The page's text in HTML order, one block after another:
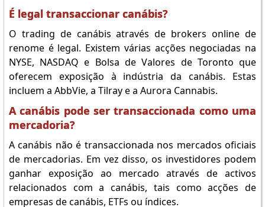
É legal transaccionar canábis?
O trading de canábis através de brokers online de
renome é legal. Existem várias acções negociadas na
NYSE, NASDAQ e Bolsa de Valores de Toronto que
oferecem exposição à indústria da canábis. Estas
incluem a AbbVie, a Tilray e a Aurora Cannabis.
A canábis pode ser transaccionada como uma
mercadoria?
A canábis não é transaccionada nos mercados oficiais
de mercadorias. Em vez disso, os investidores podem
ganhar exposição ao mercado através de activos
relacionados com a canábis, tais como acções de
empresas de canábis, ETFs ou índices.